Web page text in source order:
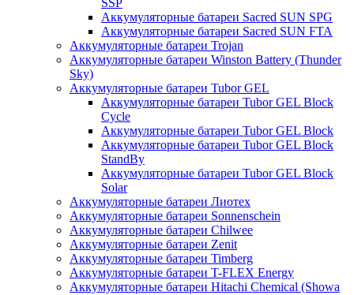
SSP
Аккумуляторные батареи Sacred SUN SPG
Аккумуляторные батареи Sacred SUN FTA
Аккумуляторные батареи Trojan
Аккумуляторные батареи Winston Battery (Thunder
Sky)
Аккумуляторные батареи Tubor GEL
Аккумуляторные батареи Tubor GEL Block
Cycle
Аккумуляторные батареи Tubor GEL Block
Аккумуляторные батареи Tubor GEL Block
StandBy
Аккумуляторные батареи Tubor GEL Block
Solar
Аккумуляторные батареи Лиотех
Аккумуляторные батареи Sonnenschein
Аккумуляторные батареи Chilwee
Аккумуляторные батареи Zenit
Аккумуляторные батареи Timberg
Аккумуляторные батареи T-FLEX Energy
Аккумуляторные батареи Hitachi Chemical (Showa